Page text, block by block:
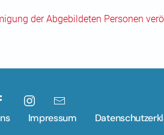
der Abgebildeten Personen
Impressum